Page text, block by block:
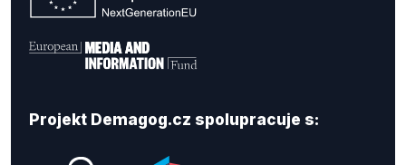
Projekt Demagog.cz spolupracuje s: